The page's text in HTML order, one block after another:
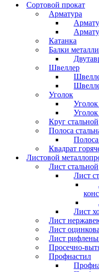
Сортовой прокат
Арматура
Катанка
Балки
Швеллер
Уголок
Круг стальной
Полоса
Полоса
Квадрат
Листовой
Лист стальной
Лист
Лист
Лист
Лист
Лист
Просечно-
Профнастил